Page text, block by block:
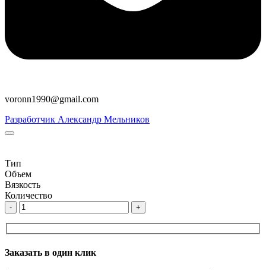
voronn1990@gmail.com
Разработчик Александр Мельников
Тип
Объем
Вязкость
Количество
- +
Заказать в один клик